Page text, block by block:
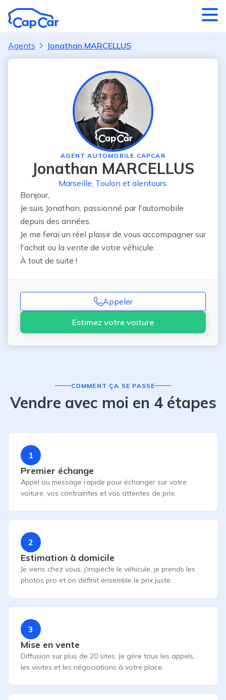
Agents Jonathan MARCELLUS
AGENT AUTOMOBILE CAPCAR
Jonathan MARCELLUS
Marseille, Toulon et alentours.
Bonjour,
Je suis Jonathan, passionné par l'automobile
depuis des années.
Je me ferai un réel plaisir de vous accompagner sur
l'achat ou la vente de votre véhicule.
À tout de suite !
Appeler
Estimez votre voiture
COMMENT ÇA SE PASSE
Vendre avec moi en 4 étapes
1
Premier échange
Appel ou message rapide pour échanger sur votre
voiture, vos contraintes et vos attentes de prix.
2
Estimation à domicile
Je viens chez vous, j'inspecte le véhicule, je prends les
photos pro et on définit ensemble le prix juste.
3
Mise en vente
Diffusion sur plus de 20 sites. Je gère tous les appels,
les visites et les négociations à votre place.